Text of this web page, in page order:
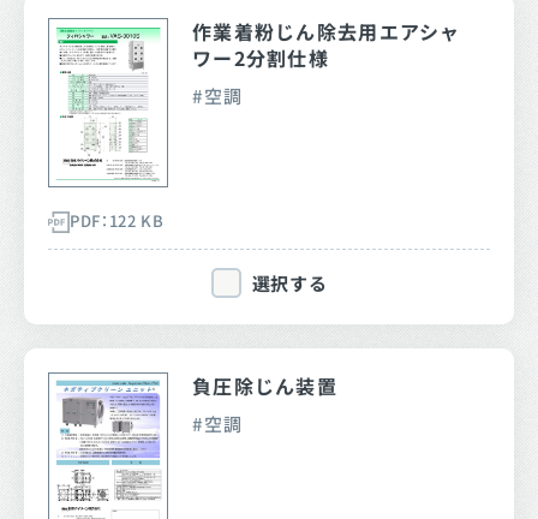
作業着粉じん除去用エアシャ
ワー2分割仕様
空調
PDF：122 KB
選択する
負圧除じん装置
空調